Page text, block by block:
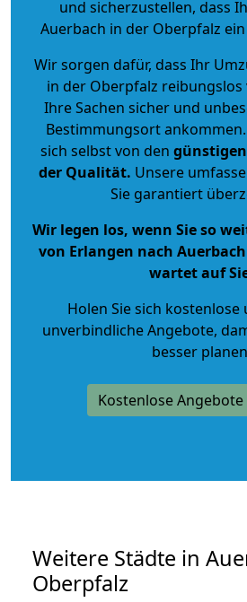
und sicherzustellen, dass
Auerbach in der Oberpfalz
Wir sorgen dafür, dass Ihr
in der Oberpfalz
Ihre Sachen sicher und
Bestimmungsort
sich selbst von den
der Qualität. Unsere
Sie garantiert
Wir legen los, wenn Sie so
von Erlangen nach
wartet auf
Holen Sie sich
unverbindliche Angebote,
besser
Kostenlose
Weitere Städte in
Oberpfalz